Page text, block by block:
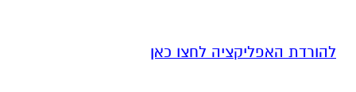
להורדת האפליקציה לחצו כאן